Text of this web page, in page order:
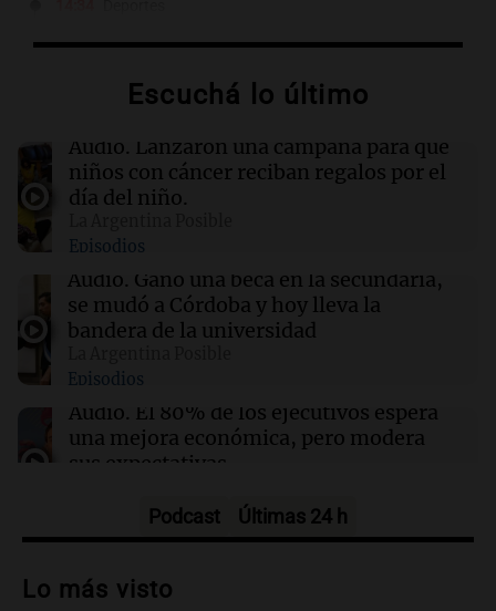
"Vamos a estar entre los primeros ocho"
Las acciones de SpaceX repuntan a pesar de la
posibilidad de ventas masivas por parte de
directivos
14:28 Política y Economía
El 80% de los ejecutivos espera una mejora
económica, pero modera sus expectativas
Ganó una beca en la secundaria, se mudó a
Córdoba y hoy lleva la bandera de la
universidad
Escuchá lo último
Audio. Lanzaron una campaña para que
niños con cáncer reciban regalos por el
día del niño.
Episodios
Audio. Ganó una beca en la secundaria,
se mudó a Córdoba y hoy lleva la
bandera de la universidad
Episodios
Audio. El 80% de los ejecutivos espera
una mejora económica, pero modera
sus expectativas
Audio.Walter Mazzanti en Cadena 3
primeros ocho"
Podcast Últimas 24 h
Lo más visto